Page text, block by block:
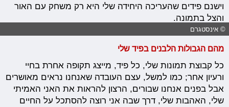
וישנם פידים שהעריכה היחידה שלי היא רק משחק עם האור
והצל בתמונה.
© אינסטגרם
מהם הגבולות הלבנים בפיד שלי
כל קבוצת תמונות שלי, כל פיד, מייצג תקופה אחרת בחיי
ורעיון אחר; כמו למשל, עצם העובדה שאנחנו נראים מאושרים
אבל בפנים אנחנו שבורים, הרצון להראות את האני האמיתי
שלי, האהבות שלי, דרך שבה אני רוצה להסתכל על החיים